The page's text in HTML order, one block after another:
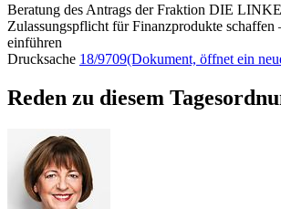
Beratung des Antrags der Fraktion DIE
Zulassungspflicht für Finanzprodukte
einführen
Drucksache 18/9709(Dokument, öffnet ein
Reden zu diesem